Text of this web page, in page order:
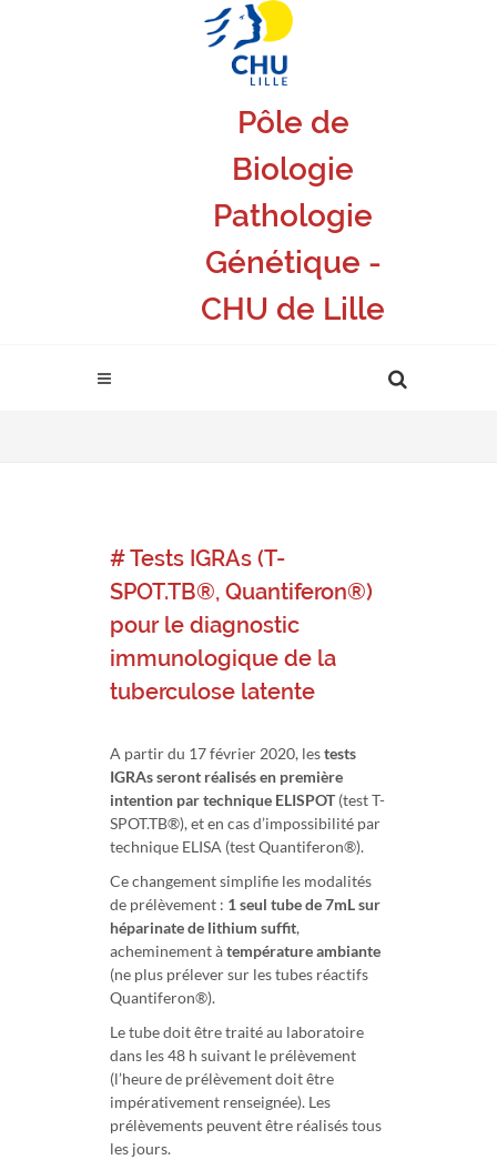
Pôle de
Biologie
Pathologie
Génétique -
CHU de Lille
# Tests IGRAs (T-
SPOT.TB®, Quantiferon®)
pour le diagnostic
immunologique de la
tuberculose latente
A partir du 17 février 2020, lestests
IGRAs seront réalisés en première
intention par technique ELISPOT(test T-
SPOT.TB®), et en cas d’impossibilité par
technique ELISA (test Quantiferon®).
Ce changement simplifie les modalités
de prélèvement : 1 seul tube de 7mL sur
héparinate de lithium suffit,
acheminement àtempérature ambiante
(ne plus prélever sur les tubes réactifs
Quantiferon®).
Le tube doit être traité au laboratoire
dans les 48 h suivant le prélèvement
(l’heure de prélèvement doit être
impérativement renseignée). Les
prélèvements peuvent être réalisés tous
les jours.